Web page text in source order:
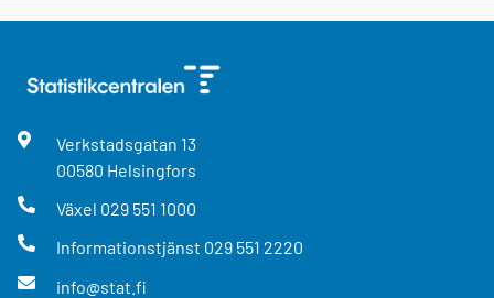
Verkstadsgatan 13
00580 Helsingfors
Växel 029 551 1000
Informationstjänst 029 551 2220
info@stat.fi